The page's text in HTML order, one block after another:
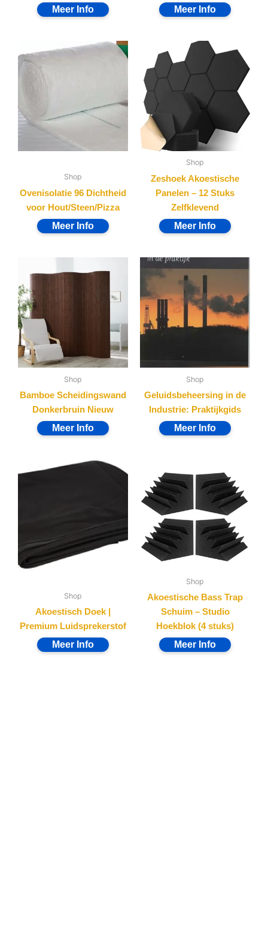
Shop
Ovenisolatie 96 Dichtheid
voor Hout/Steen/Pizza
Shop
Zeshoek Akoestische
Panelen – 12 Stuks
Zelfklevend
Shop
Bamboe Scheidingswand
Donkerbruin Nieuw
Shop
Geluidsbeheersing in de
Industrie: Praktijkgids
Shop
Akoestisch Doek |
Premium Luidsprekerstof
Shop
Akoestische Bass Trap
Schuim – Studio
Hoekblok (4 stuks)